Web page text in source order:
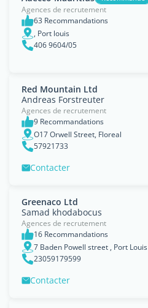
Agences de recrutement
63 Recommandations
, Port louis
406 9604/05
Red Mountain Ltd
Andreas Forstreuter
Agences de recrutement
9 Recommandations
O17 Orwell Street, Floreal
57921733
Contacter
Greenaco Ltd
Samad khodabocus
Agences de recrutement
16 Recommandations
7 Baden Powell street , Port Louis
23059179599
Contacter